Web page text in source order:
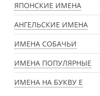
ЯПОНСКИЕ ИМЕНА
АНГЕЛЬСКИЕ ИМЕНА
ИМЕНА СОБАЧЬИ
ИМЕНА ПОПУЛЯРНЫЕ
ИМЕНА НА БУКВУ Е